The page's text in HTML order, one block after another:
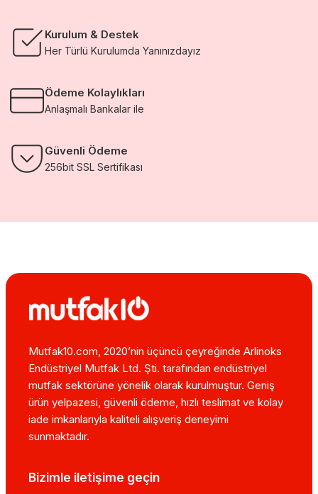
Kurulum & Destek
Her Türlü Kurulumda Yanınızdayız
Ödeme Kolaylıkları
Anlaşmalı Bankalar ile
Güvenli Ödeme
256bit SSL Sertifikası
Mutfak10.com, 2020’nin üçüncü çeyreğinde Arlinoks
Endüstriyel Mutfak Ltd. Şti. tarafından endüstriyel
mutfak sektörüne yönelik olarak kurulmuştur. Geniş
ürün yelpazesi, güvenli ödeme, hızlı teslimat ve kolay
iade imkanlarıyla kaliteli alışveriş deneyimi
sunmaktadır.
Bizimle iletişime geçin